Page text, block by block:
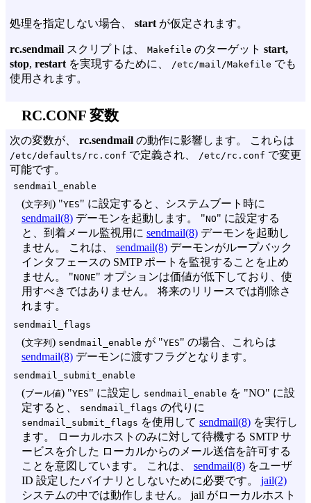
処理を指定しない場合、 start が仮定されます。
rc.sendmail スクリプトは、 Makefile のターゲット start,
stop, restart を実現するために、 /etc/mail/Makefile でも
使用されます。
RC.CONF 変数
次の変数が、 rc.sendmail の動作に影響します。 これらは
/etc/defaults/rc.conf で定義され、 /etc/rc.conf で変更
可能です。
sendmail_enable
(文字列 ) "YES" に設定すると、システムブート時に
sendmail(8) デーモンを起動します。 "NO" に設定する
と、到着メール監視用に sendmail(8) デーモンを起動し
ません。 これは、 sendmail(8) デーモンがループバック
インタフェースの SMTP ポートを監視することを止め
ません。 "NONE" オプションは価値が低下しており、使
用すべきではありません。 将来のリリースでは削除さ
れます。
sendmail_flags
(文字列 ) sendmail_enable が "YES" の場合、これらは
sendmail(8) デーモンに渡すフラグとなります。
sendmail_submit_enable
(ブール値) "YES" に設定し sendmail_enable を "NO" に設
定すると、
sendmail_flags の代りに
sendmail_submit_flags を使用して sendmail(8) を実行し
ます。 ローカルホストのみに対して待機する SMTP サ
ービスを介した ローカルからのメール送信を許可する
ことを意図しています。 これは、 sendmail(8) をユーザ
ID 設定したバイナリとしないために必要です。 jail(2)
システムの中では動作しません。 jail がローカルホスト